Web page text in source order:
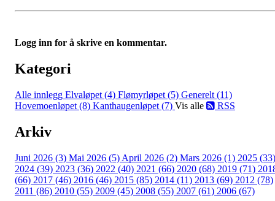
Logg inn for å skrive en kommentar.
Kategori
Alle innlegg Elvaløpet (4) Flømyrløpet (5) Generelt (11)
Hovemoenløpet (8) Kanthaugenløpet (7) Vis alle RSS
Arkiv
Juni 2026 (3) Mai 2026 (5) April 2026 (2) Mars 2026 (1) 2025 (33)
2024 (39) 2023 (36) 2022 (40) 2021 (66) 2020 (68) 2019 (71)
(66) 2017 (46) 2016 (46) 2015 (85) 2014 (11) 2013 (69) 2012 (78)
2011 (86) 2010 (55) 2009 (45) 2008 (55) 2007 (61) 2006 (67)